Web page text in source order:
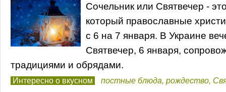
Сочельник или Святвечер -
который православные
с 6 на 7 января. В Украине
Святвечер, 6 января,
традициями и обрядами.
Интересно о вкусном постные блюда, рождество,